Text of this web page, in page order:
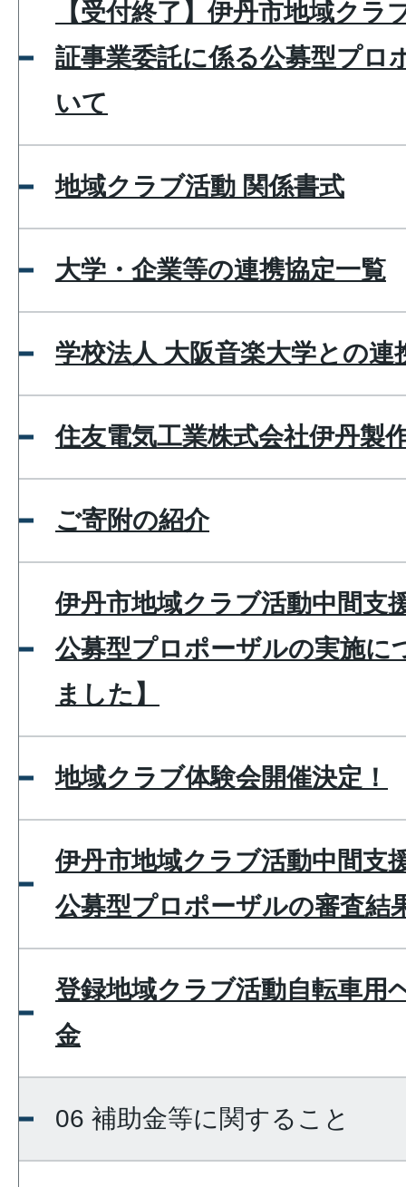
【受付終了】伊丹市地域クラ
証事業委託に係る公募型プロ
いて
地域クラブ活動 関係書式
大学・企業等の連携協定一覧
学校法人 大阪音楽大学との連
住友電気工業株式会社伊丹製
ご寄附の紹介
伊丹市地域クラブ活動中間支
公募型プロポーザルの実施に
ました】
地域クラブ体験会開催決定！
伊丹市地域クラブ活動中間支
公募型プロポーザルの審査結
登録地域クラブ活動自転車用
金
06 補助金等に関すること